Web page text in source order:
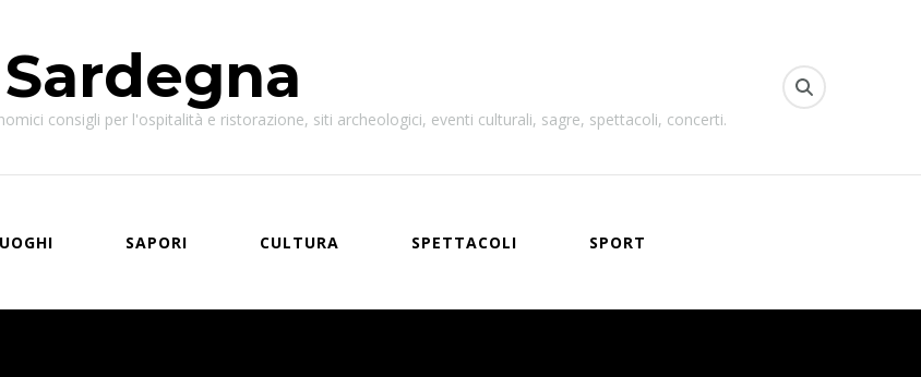
consigli per l'ospitalità e ristorazione, siti archeologici, eventi culturali, sagre, spettacoli, concerti.
SAPORI CULTURA SPETTACOLI SPORT